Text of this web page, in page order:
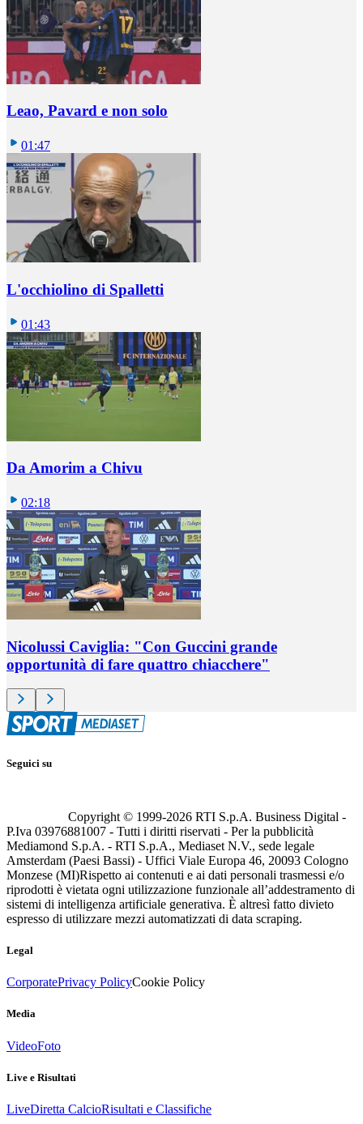
Leao, Pavard e non solo
01:47
L'occhiolino di Spalletti
01:43
Da Amorim a Chivu
02:18
Nicolussi Caviglia: "Con Guccini grande
opportunità di fare quattro chiacchere"
Seguici su
Copyright © 1999-2026 RTI S.p.A. Business Digital -
P.Iva 03976881007 - Tutti i diritti riservati - Per la pubblicità
Mediamond S.p.A. - RTI S.p.A., Mediaset N.V., sede legale
Amsterdam (Paesi Bassi) - Uffici Viale Europa 46, 20093 Cologno
Monzese (MI)Rispetto ai contenuti e ai dati personali trasmessi e/o
riprodotti è vietata ogni utilizzazione funzionale all’addestramento di
sistemi di intelligenza artificiale generativa. È altresì fatto divieto
espresso di utilizzare mezzi automatizzati di data scraping.
Legal
CorporatePrivacy PolicyCookie Policy
Media
VideoFoto
Live e Risultati
LiveDiretta CalcioRisultati e Classifiche